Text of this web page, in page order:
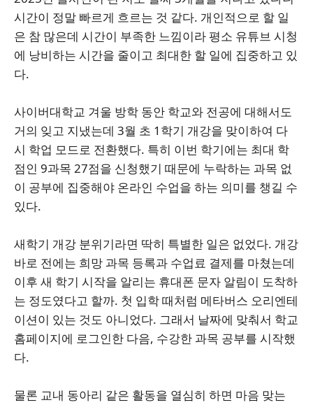
시간이 정말 빠르게 흐르는 것 같다. 개인적으로 할 일
은 참 많은데 시간이 부족한 느낌이라 평소 유튜브 시청
에 낭비하는 시간을 줄이고 최대한 할 일에 집중하고 있
다.
사이버대학교 겨울 방학 동안 학교와 전공에 대해서도
거의 잊고 지냈는데 3월 초 1학기 개강을 맞이하여 다
시 학업 모드로 전환했다. 특히 이번 학기에는 최대 학
점인 9과목 27점을 신청했기 때문에 누락하는 과목 없
이 공부에 집중해야 온라인 수업을 하는 의미를 챙길 수
있다.
새학기 개강 분위기라면 딱히 특별한 일은 없었다. 개강
바로 전에는 희망 과목 등록과 수업료 결제를 마쳤는데
이후 새 학기 시작을 알리는 휴대폰 문자 알림이 도착하
는 정도였다고 할까. 첫 입학 때처럼 메타버스 오리엔테
이션이 있는 것도 아니었다. 그래서 날짜에 맞춰서 학교
홈페이지에 로그인한 다음, 수강한 과목 공부를 시작했
다.
물론 교내 동아리 같은 활동을 열심히 하면 마음 맞는